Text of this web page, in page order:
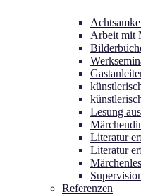
Arbeit mit
Lesung
Literatur
Literatur
Referenzen